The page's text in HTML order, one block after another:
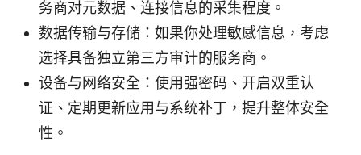
务商对元数据、连接信息的采集程度。
数据传输与存储：如果你处理敏感信息，考虑
选择具备独立第三方审计的服务商。
设备与网络安全：使用强密码、开启双重认
证、定期更新应用与系统补丁，提升整体安全
性。